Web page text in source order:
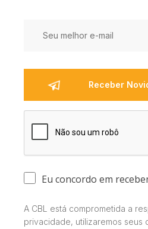
Eu concordo em
A CBL está comprometida a
privacidade, utilizaremos seus